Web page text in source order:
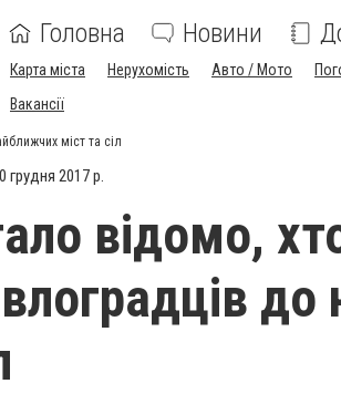
Головна Новини
Карта міста Нерухомість Авто / Мото
Вакансії
міст та сіл
грудня 2017 р.
відомо,